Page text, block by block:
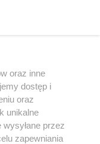
oraz inne
dostęp i
oraz
unikalne
przez
zapewniania